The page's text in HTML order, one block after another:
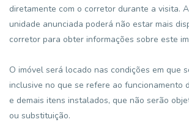
diretamente com o corretor durante a visita.
unidade anunciada poderá não estar mais
corretor para obter informações sobre este
O imóvel será locado nas condições em que
inclusive no que se refere ao funcionamento
e demais itens instalados, que não serão
ou substituição.